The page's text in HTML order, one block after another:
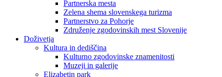
Partnerska mesta
Zelena shema slovenskega turizma
Partnerstvo za Pohorje
Združenje zgodovinskih mest Slovenije
Doživetja
Kultura in dediščina
Kulturno zgodovinske znamenitosti
Muzeji in galerije
Elizabetin park